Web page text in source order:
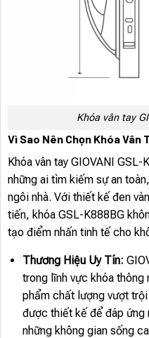
Khóa vân tay
Vì Sao Nên Chọn Khóa Vân
Khóa vân tay GIOVANI
những ai tìm kiếm sự an
ngôi nhà. Với thiết kế đen
tiến, khóa GSL-K888BG
tạo điểm nhấn tinh tế cho
Thương Hiệu Uy Tín:
trong lĩnh vực khóa
phẩm chất lượng vượt
được thiết kế để đáp ứng
những không gian sống